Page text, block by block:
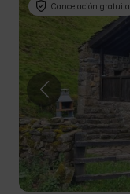
Cancelación gratuita